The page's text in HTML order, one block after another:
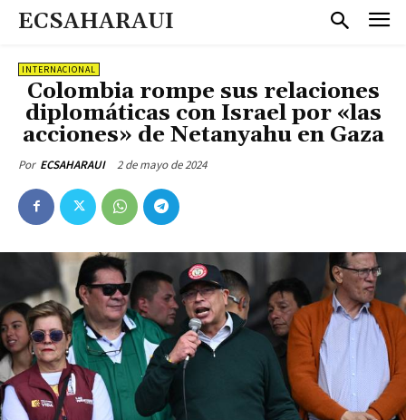
ECSAHARAUI
INTERNACIONAL
Colombia rompe sus relaciones
diplomáticas con Israel por «las
acciones» de Netanyahu en Gaza
Por ECSAHARAUI 2 de mayo de 2024